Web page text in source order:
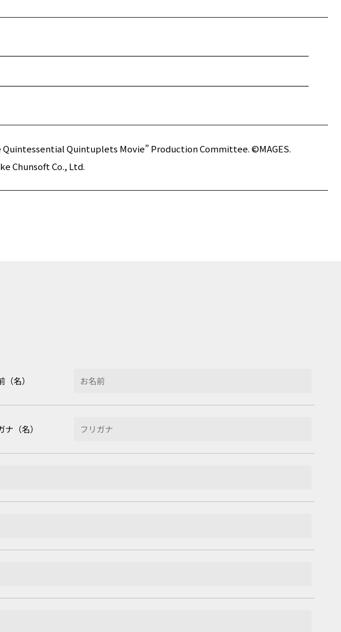
Quintuplets Movie” Production Committee. ©MAGES.
Chunsoft Co., Ltd.
（名）
ナ（名）